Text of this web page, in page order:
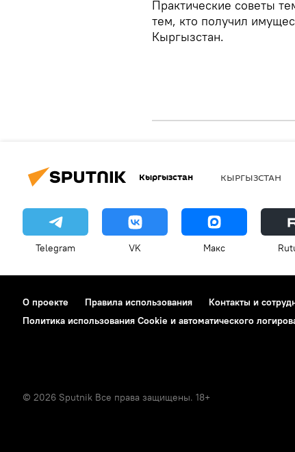
Практические советы
тем, кто получил
Кыргызстан.
Кыргызстан КЫРГЫЗСТАН
Telegram VK Макс
О проекте Правила использования Контакты и
Политика использования Cookie и автоматического
© 2026 Sputnik Все права защищены. 18+